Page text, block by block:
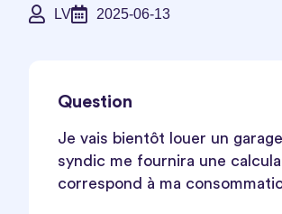
LV 2025-06-13
Question
Je vais bientôt louer un
syndic me fournira une
correspond à ma